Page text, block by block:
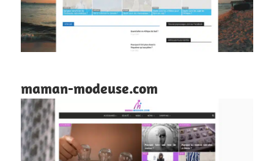
maman-modeuse.com